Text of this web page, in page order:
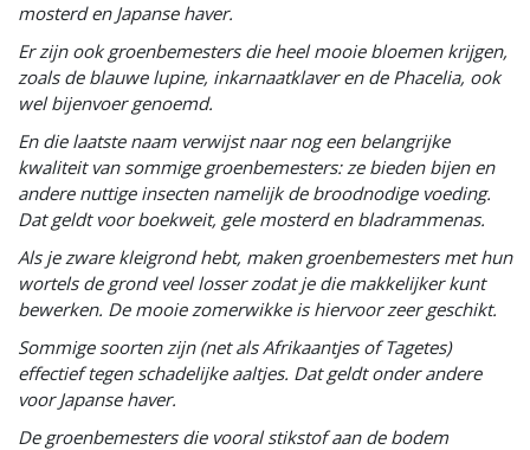
mosterd en Japanse haver.
Er zijn ook groenbemesters die heel mooie bloemen krijgen,
zoals de blauwe lupine, inkarnaatklaver en de Phacelia, ook
wel bijenvoer genoemd.
En die laatste naam verwijst naar nog een belangrijke
kwaliteit van sommige groenbemesters: ze bieden bijen en
andere nuttige insecten namelijk de broodnodige voeding.
Dat geldt voor boekweit, gele mosterd en bladrammenas.
Als je zware kleigrond hebt, maken groenbemesters met hun
wortels de grond veel losser zodat je die makkelijker kunt
bewerken. De mooie zomerwikke is hiervoor zeer geschikt.
Sommige soorten zijn (net als Afrikaantjes of Tagetes)
effectief tegen schadelijke aaltjes. Dat geldt onder andere
voor Japanse haver.
De groenbemesters die vooral stikstof aan de bodem